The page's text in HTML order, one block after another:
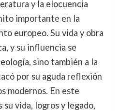
y la elocuencia
importante en la
europeo. Su vida y obra
y su influencia se
sino también a la
por su aguda reflexión
modernos. En este
vida, logros y legado,